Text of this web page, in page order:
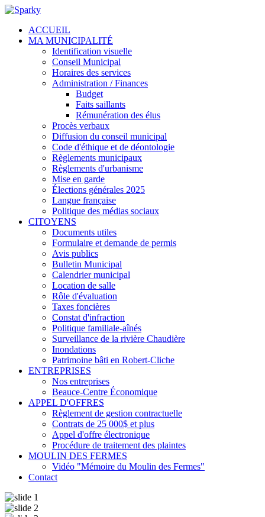
ACCUEIL
MA MUNICIPALITÉ
Identification visuelle
Conseil Municipal
Horaires des services
Administration / Finances
Budget
Faits saillants
Rémunération des élus
Procès verbaux
Diffusion du conseil municipal
Code d'éthique et de déontologie
Règlements municipaux
Règlements d'urbanisme
Mise en garde
Élections générales 2025
Langue française
Politique des médias sociaux
CITOYENS
Documents utiles
Formulaire et demande de permis
Avis publics
Bulletin Municipal
Calendrier municipal
Location de salle
Rôle d'évaluation
Taxes foncières
Constat d'infraction
Politique familiale-aînés
Surveillance de la rivière Chaudière
Inondations
Patrimoine bâti en Robert-Cliche
ENTREPRISES
Nos entreprises
Beauce-Centre Économique
APPEL D'OFFRES
Règlement de gestion contractuelle
Contrats de 25 000$ et plus
Appel d'offre électronique
Procédure de traitement des plaintes
MOULIN DES FERMES
Vidéo "Mémoire du Moulin des Fermes"
Contact